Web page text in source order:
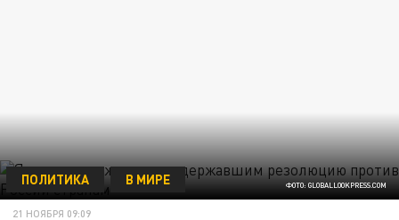
ФОТО: GLOBALLOOKPRESS.COM
ПОЛИТИКА В МИРЕ
21 НОЯБРЯ 09:09